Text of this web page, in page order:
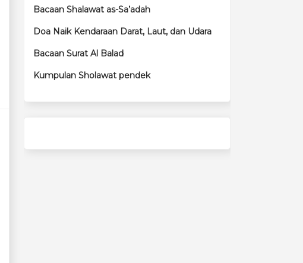
Bacaan Shalawat as-Sa’adah
Doa Naik Kendaraan Darat, Laut, dan Udara
Bacaan Surat Al Balad
Kumpulan Sholawat pendek